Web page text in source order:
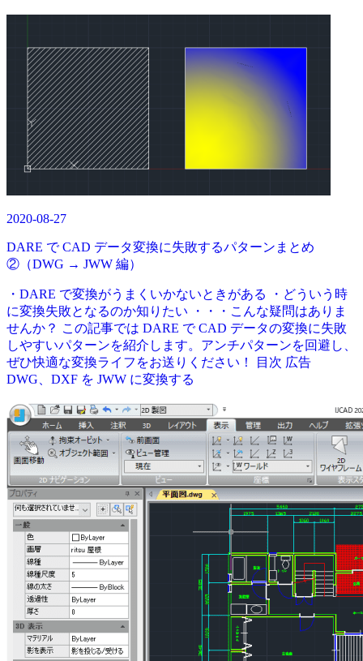
2020-08-27
DARE で CAD データ変換に失敗するパターンまとめ
②（DWG → JWW 編）
・DARE で変換がうまくいかないときがある ・どういう時
に変換失敗となるのか知りたい ・・・こんな疑問はありま
せんか？ この記事では DARE で CAD データの変換に失敗
しやすいパターンを紹介します。アンチパターンを回避し、
ぜひ快適な変換ライフをお送りください！ 目次 広告
DWG、DXF を JWW に変換する